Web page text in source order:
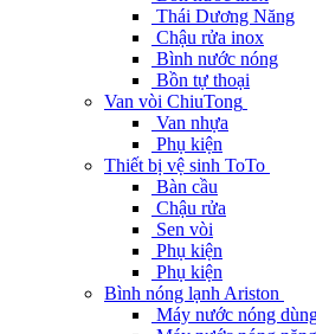
Thái Dương Năng
Chậu rửa inox
Bình nước nóng
Bồn tự thoại
Van vòi ChiuTong
Van nhựa
Phụ kiện
Thiết bị vệ sinh ToTo
Bàn cầu
Chậu rửa
Sen vòi
Phụ kiện
Phụ kiện
Bình nóng lạnh Ariston
Máy nước nóng